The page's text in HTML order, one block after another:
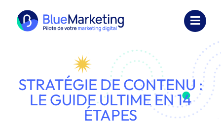
contenu
Formations
Externalisation
STRATÉGIE DE CONTENU :
LE GUIDE ULTIME EN 14
ÉTAPES